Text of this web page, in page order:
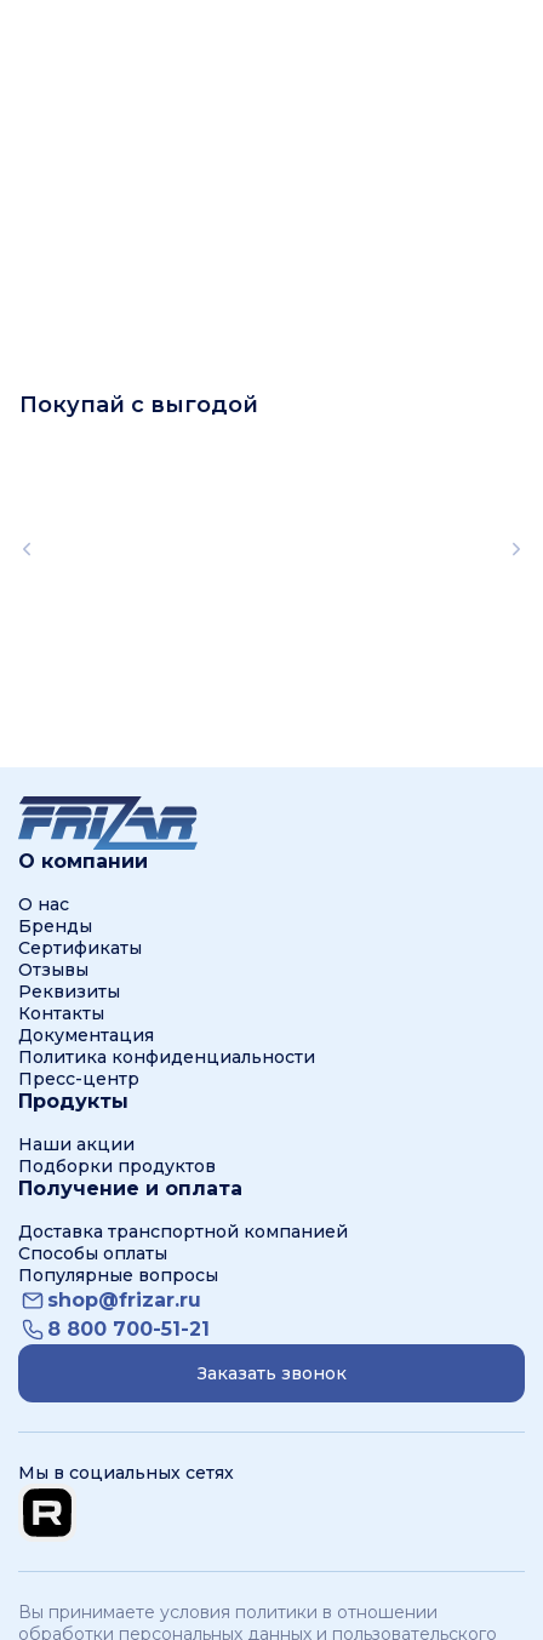
Покупай с выгодой
О компании
О нас
Бренды
Сертификаты
Отзывы
Реквизиты
Контакты
Документация
Политика конфиденциальности
Пресс-центр
Продукты
Наши акции
Подборки продуктов
Получение и оплата
Доставка транспортной компанией
Способы оплаты
Популярные вопросы
shop@frizar.ru
8 800 700-51-21
Заказать звонок
Мы в социальных сетях
Вы принимаете условия политики в отношении
обработки персональных данных и пользовательского